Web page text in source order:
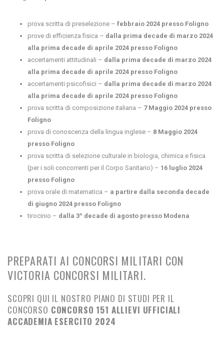
prova scritta di preselezione – febbraio 2024 presso Foligno
prove di efficienza fisica – dalla prima decade di marzo 2024
alla prima decade di aprile 2024 presso Foligno
accertamenti attitudinali – dalla prima decade di marzo 2024
alla prima decade di aprile 2024 presso Foligno
accertamenti psicofisici – dalla prima decade di marzo 2024
alla prima decade di aprile 2024 presso Foligno
prova scritta di composizione italiana – 7 Maggio 2024 presso
Foligno
prova di conoscenza della lingua inglese – 8 Maggio 2024
presso Foligno
prova scritta di selezione culturale in biologia, chimica e fisica
(per i soli concorrenti per il Corpo Sanitario) – 16 luglio 2024
presso Foligno
prova orale di matematica – a partire dalla seconda decade
di giugno 2024 presso Foligno
tirocinio – dalla 3^ decade di agosto presso Modena
PREPARATI AI CONCORSI MILITARI CON
VICTORIA CONCORSI MILITARI.
SCOPRI QUI IL NOSTRO PIANO DI STUDI PER IL
CONCORSO CONCORSO 151 ALLIEVI UFFICIALI
ACCADEMIA ESERCITO 2024